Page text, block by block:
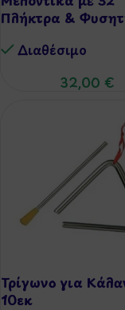
Πλήκτρα &
Διαθέσιμo
32,00 €
Τρίγωνο για
10εκ